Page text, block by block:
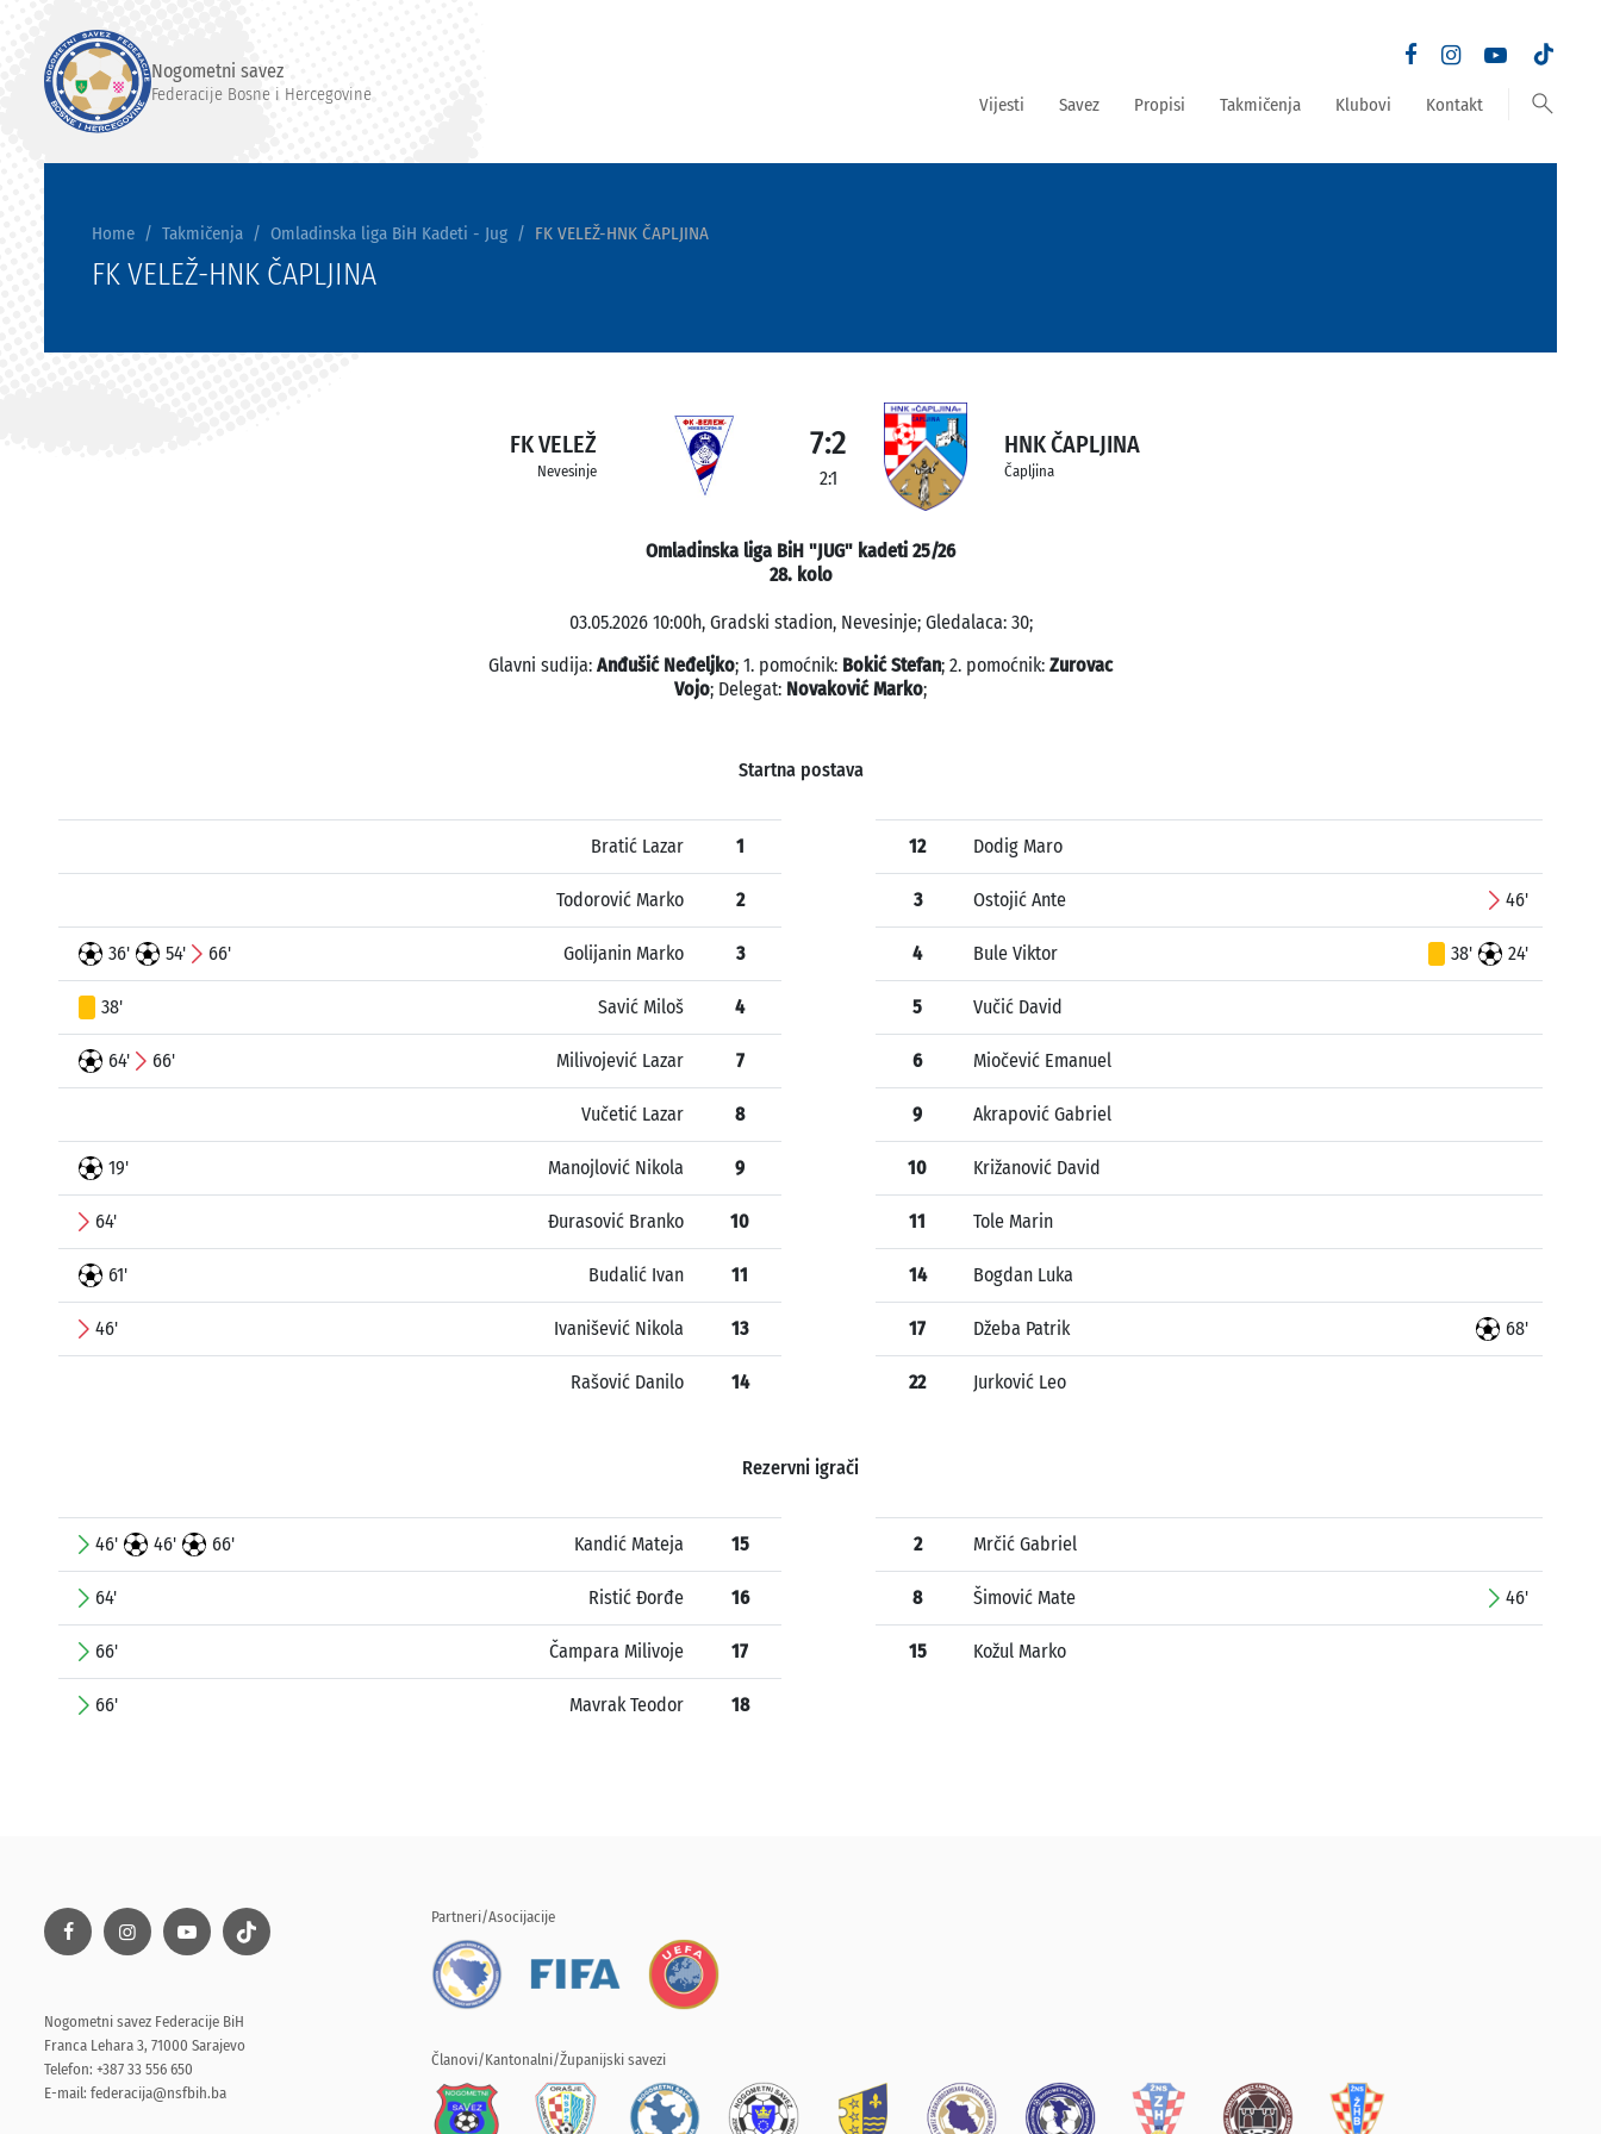
Nogometni savez
Federacije Bosne i Hercegovine Vijesti Savez Propisi Takmičenja Klubovi Kontakt search
Home Takmičenja Omladinska liga BiH Kadeti - Jug FK VELEŽ-HNK ČAPLJINA
FK VELEŽ-HNK ČAPLJINA
FK VELEŽ
Nevesinje
7:2
2:1
HNK ČAPLJINA
Čapljina
Omladinska liga BiH "JUG" kadeti 25/26
28. kolo
03.05.2026 10:00h, Gradski stadion, Nevesinje; Gledalaca: 30;
Glavni sudija: Anđušić Neđeljko; 1. pomoćnik: Bokić Stefan; 2. pomoćnik: Zurovac
Vojo; Delegat: Novaković Marko;
Startna postava
Bratić Lazar 1
Todorović Marko 2
36' 54' 66' Golijanin Marko 3
38' Savić Miloš 4
64' 66' Milivojević Lazar 7
Vučetić Lazar 8
19' Manojlović Nikola 9
64' Đurasović Branko 10
61' Budalić Ivan 11
46' Ivanišević Nikola 13
Rašović Danilo 14
12 Dodig Maro
3 Ostojić Ante 46'
4 Bule Viktor 38' 24'
5 Vučić David
6 Miočević Emanuel
9 Akrapović Gabriel
10 Križanović David
11 Tole Marin
14 Bogdan Luka
17 Džeba Patrik 68'
22 Jurković Leo
Rezervni igrači
46' 46' 66' Kandić Mateja 15
64' Ristić Đorđe 16
66' Čampara Milivoje 17
66' Mavrak Teodor 18
2 Mrčić Gabriel
8 Šimović Mate 46'
15 Kožul Marko
Nogometni savez Federacije BiH
Franca Lehara 3, 71000 Sarajevo
Telefon: +387 33 556 650
E-mail: federacija@nsfbih.ba
Partneri/Asocijacije
Članovi/Kantonalni/Županijski savezi